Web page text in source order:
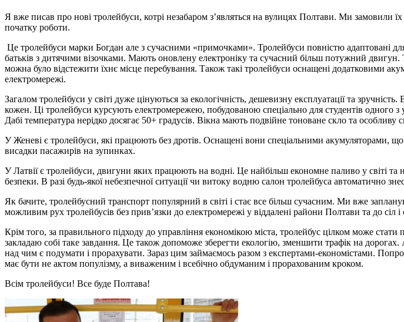
Я вже писав про нові тролейбуси, котрі незабаром з’являться на вулицях Полтави. Ми замовили
початку роботи.
Це тролейбуси марки Богдан але з сучасними «примочками». Тролейбуси повністю адаптовані
батьків з дитячими візочками. Мають оновлену електроніку та сучасний більш потужний
можна було відстежити їхнє місце перебування. Також такі тролейбуси оснащені додатковими
електромережі.
Загалом тролейбуси у світі дуже цінуються за екологічність, дешевизну експлуатації та
кожен. Ці тролейбуси курсують електромережею, побудованою спеціально для студентів
Дабі температура нерідко досягає 50+ градусів. Вікна мають подвійне тоноване скло та особливу
У Женеві є тролейбуси, які працюють без дротів. Оснащені вони спеціальними акумуляторами,
висадки пасажирів на зупинках.
У Латвії є тролейбуси, двигуни яких працюють на водні. Це найбільш економне паливо у світі
безпеки. В разі будь-якої небезпечної ситуації чи витоку водню салон тролейбуса автоматично
Як бачите, тролейбусний транспорт популярний в світі і стає все більш сучасним. Ми вже
можливим рух тролейбусів без прив’язки до електромережі у віддалені райони Полтави та до сіл
Крім того, за правильного підходу до управління економікою міста, тролейбус цілком може
закладаю собі таке завдання. Це також допоможе зберегти екологію, зменшити трафік на
над чим є подумати і прорахувати. Зараз цим займаємось разом з експертами-економістами.
має бути не актом популізму, а виваженим і всебічно обдуманим і прорахованим кроком.
Всім тролейбуси! Все буде Полтава!